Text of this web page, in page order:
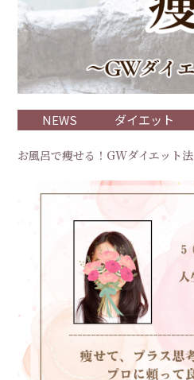
NEWS ダイエット
お風呂で痩せる！GWダイエット法